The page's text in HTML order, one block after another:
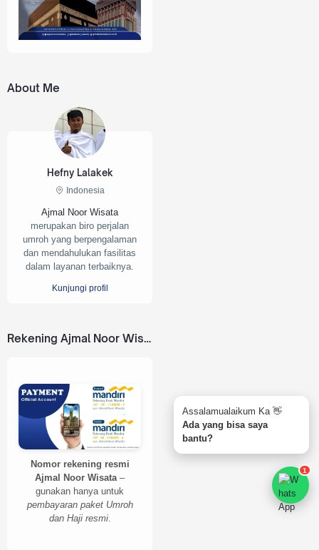
1
Assalamualaikum Ka 👋
Ada yang bisa saya
bantu?
About Me
Hefny Lalakek
Indonesia
Ajmal Noor Wisata
merupakan biro perjalan
umroh yang berpengalaman
dan mendahulukan fasilitas
dalam layanan terbaiknya.
Kunjungi profil
Rekening Ajmal Noor Wisata
Nomor rekening resmi
Ajmal Noor Wisata –
gunakan hanya untuk
pembayaran paket Umroh
dan Haji resmi.